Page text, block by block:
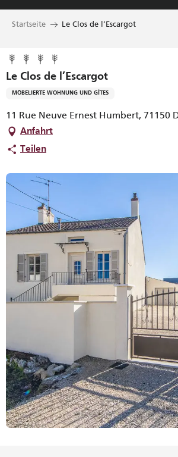
Aller
Startseite Le Clos de l’Escargot
Le Clos de l’Escargot
MÖBELIERTE WOHNUNG UND GÎTES
11 Rue Neuve Ernest Humbert, 71150
Anfahrt
Teilen